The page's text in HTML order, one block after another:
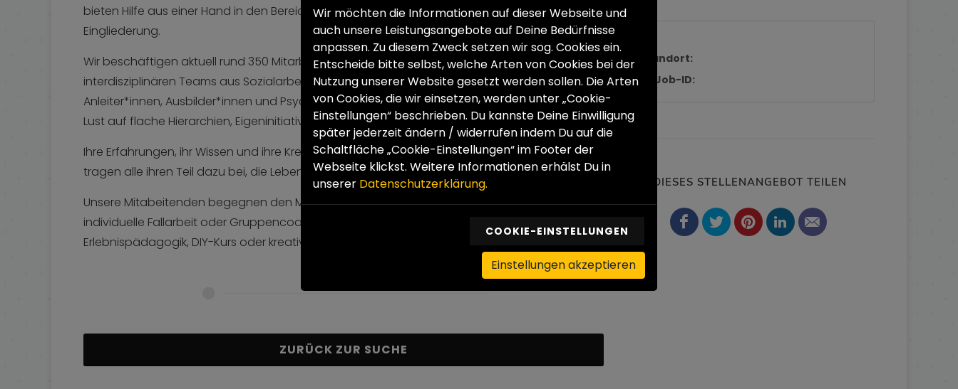
bieten Hilfe aus einer Hand in den Bereichen Jugendhilfe, Wohnungslosenhilfe und berufliche
Eingliederung.
Wir beschäftigen aktuell rund 350 Mitarbeitende in Berlin, Brandenburg und Sachsen-Anhalt in
interdisziplinären Teams aus Sozialarbeiter*innen, Coaches, Pädagog*innen, fachlichen
Anleiter*innen, Ausbilder*innen und Psycholog*innen. Bei uns findest du engagierte Leute, die
Lust auf flache Hierarchien, Eigeninitiative und viel Gestaltungsspielraum haben.
Ihre Erfahrungen, ihr Wissen und ihre Kreativität sind die Grundlage unserer Arbeit. Bei uns
tragen alle ihren Teil dazu bei, die Lebensqualität unserer Adressat*innen zu verbessern.
Unsere Mitabeitenden begegnen den Menschen mit Offenheit, Empathie und Geduld. Ob
individuelle Fallarbeit oder Gruppencoaching, persönliches Verhaltenstraining oder
Erlebnispädagogik, DIY-Kurs oder kreatives Kochen - bei uns ist Arbeit Leidenschaft!
ZURÜCK ZUR SUCHE
Standort:
Job-ID:
DIESES STELLENANGEBOT TEILEN
Wir möchten die Informationen auf dieser Webseite und
auch unsere Leistungsangebote auf Deine Bedürfnisse
anpassen. Zu diesem Zweck setzen wir sog. Cookies ein.
Entscheide bitte selbst, welche Arten von Cookies bei der
Nutzung unserer Website gesetzt werden sollen. Die Arten
von Cookies, die wir einsetzen, werden unter „Cookie-
Einstellungen“ beschrieben. Du kannste Deine Einwilligung
später jederzeit ändern / widerrufen indem Du auf die
Schaltfläche „Cookie-Einstellungen“ im Footer der
Webseite klickst. Weitere Informationen erhälst Du in
unserer Datenschutzerklärung.
COOKIE-EINSTELLUNGEN
Einstellungen akzeptieren